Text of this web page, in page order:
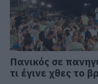
Πανικός σε
τι έγινε χθες το